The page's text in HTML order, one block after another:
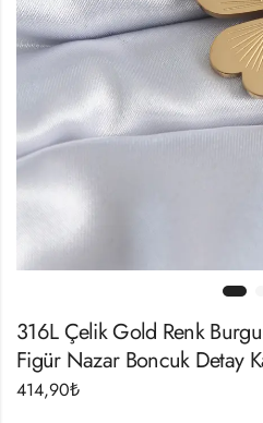
316L Çelik Gold Renk
Figür Nazar Boncuk Detay
414,90₺